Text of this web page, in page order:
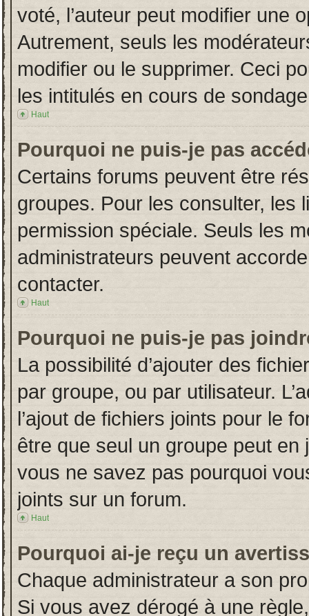
voté, l’auteur peut modifier une
Autrement, seuls les
modifier ou le supprimer. Ceci
les intitulés en cours de
Haut
Pourquoi ne puis-je pas
Certains forums peuvent être
groupes. Pour les consulter, les
permission spéciale. Seuls les
administrateurs peuvent
contacter.
Haut
Pourquoi ne puis-je pas
La possibilité d’ajouter des
par groupe, ou par utilisateur.
l’ajout de fichiers joints pour le
être que seul un groupe peut en
vous ne savez pas pourquoi
joints sur un forum.
Haut
Pourquoi ai-je reçu un
Chaque administrateur a son
Si vous avez dérogé à une